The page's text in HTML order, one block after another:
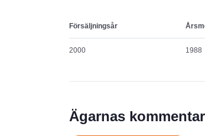
Försäljningsår
2000 1988
Ägarnas